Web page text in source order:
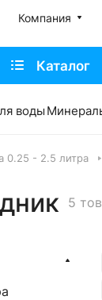
Компания
Каталог
воды
0.25 - 2.5 литра
5